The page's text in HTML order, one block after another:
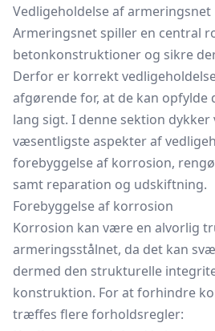
Vedligeholdelse af armeringsnet
Armeringsnet spiller en central
betonkonstruktioner og sikre
Derfor er korrekt
afgørende for, at de kan opfylde
lang sigt. I denne sektion dykker
væsentligste aspekter af
forebyggelse af korrosion,
samt reparation og udskiftning.
Forebyggelse af korrosion
Korrosion kan være en alvorlig
armeringsstålnet, da det kan
dermed den strukturelle
konstruktion. For at forhindre
træffes flere forholdsregler: